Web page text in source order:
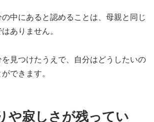
中にあると認めることは、母親と同じ
ありません。
見つけたうえで、自分はどうしたいの
できます。
や寂しさが残ってい